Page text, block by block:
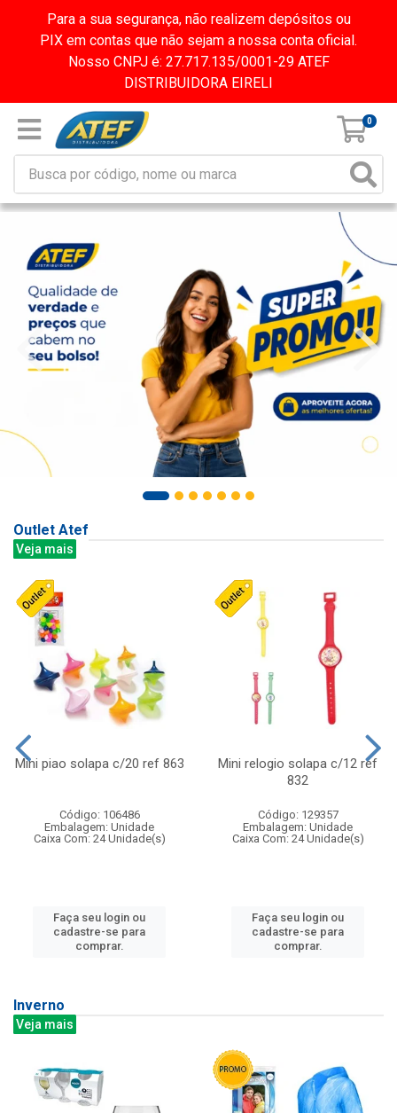
Para a sua segurança, não realizem depósitos ou
PIX em contas que não sejam a nossa conta oficial.
Nosso CNPJ é: 27.717.135/0001-29 ATEF
DISTRIBUIDORA EIRELI
0
Outlet Atef
Veja mais
Mini piao solapa c/20 ref 863
Código: 106486
Embalagem: Unidade
Caixa Com: 24 Unidade(s)
Faça seu login ou
cadastre-se para
comprar.
Mini relogio solapa c/12 ref
832
Código: 129357
Embalagem: Unidade
Caixa Com: 24 Unidade(s)
Faça seu login ou
cadastre-se para
comprar.
Inverno
Veja mais